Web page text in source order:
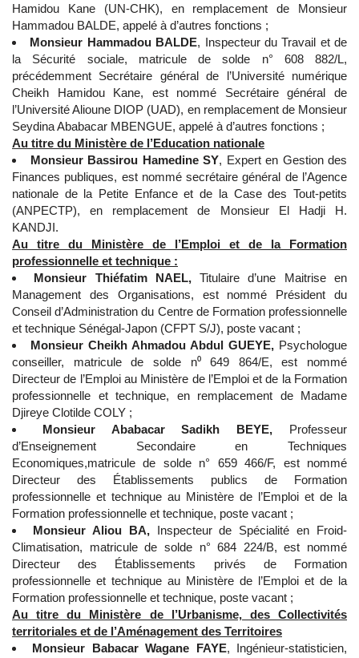
Hamidou Kane (UN-CHK), en remplacement de Monsieur
Hammadou BALDE, appelé à d’autres fonctions ;
Monsieur Hammadou BALDE, Inspecteur du Travail et de
la Sécurité sociale, matricule de solde n° 608 882/L,
précédemment Secrétaire général de l’Université numérique
Cheikh Hamidou Kane, est nommé Secrétaire général de
l’Université Alioune DIOP (UAD), en remplacement de Monsieur
Seydina Ababacar MBENGUE, appelé à d’autres fonctions ;
Au titre du Ministère de l’Education nationale
Monsieur Bassirou Hamedine SY, Expert en Gestion des
Finances publiques, est nommé secrétaire général de l’Agence
nationale de la Petite Enfance et de la Case des Tout-petits
(ANPECTP), en remplacement de Monsieur El Hadji H.
KANDJI.
Au titre du Ministère de l’Emploi et de la Formation
professionnelle et technique :
Monsieur Thiéfatim NAEL,Titulaire d’une Maitrise en
Management des Organisations, est nommé Président du
Conseil d’Administration du Centre de Formation professionnelle
et technique Sénégal-Japon (CFPT S/J), poste vacant ;
Monsieur Cheikh Ahmadou Abdul GUEYE, Psychologue
conseiller, matricule de solde n⁰ 649 864/E, est nommé
Directeur de l’Emploi au Ministère de l’Emploi et de la Formation
professionnelle et technique, en remplacement de Madame
Djireye Clotilde COLY ;
Monsieur Ababacar Sadikh BEYE, Professeur
d’Enseignement Secondaire en Techniques
Economiques,matricule de solde n° 659 466/F, est nommé
Directeur des Établissements publics de Formation
professionnelle et technique au Ministère de l’Emploi et de la
Formation professionnelle et technique, poste vacant ;
Monsieur Aliou BA, Inspecteur de Spécialité en Froid-
Climatisation, matricule de solde n° 684 224/B, est nommé
Directeur des Établissements privés de Formation
professionnelle et technique au Ministère de l’Emploi et de la
Formation professionnelle et technique, poste vacant ;
Au titre du Ministère de l’Urbanisme, des Collectivités
territoriales et de l’Aménagement des Territoires
Monsieur Babacar Wagane FAYE, Ingénieur-statisticien,